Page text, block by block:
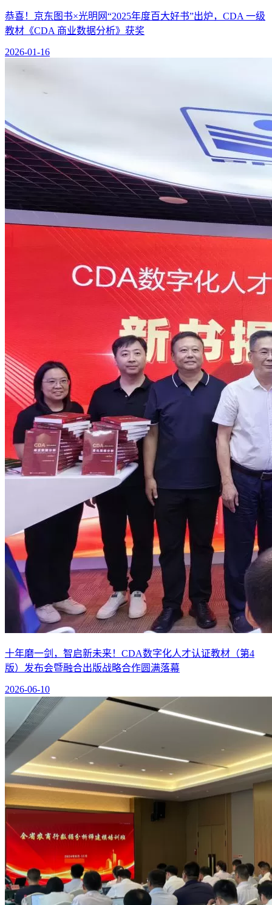
恭喜！京东图书×光明网“2025年度百大好书”出炉，CDA 一级
教材《CDA 商业数据分析》获奖
2026-01-16
十年磨一剑，智启新未来！CDA数字化人才认证教材（第4
版）发布会暨融合出版战略合作圆满落幕
2026-06-10